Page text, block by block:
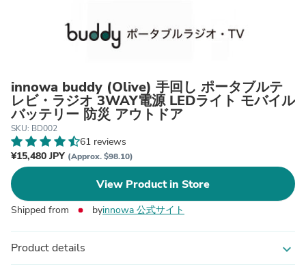
innowa buddy (Olive) 手回し ポータブルテ
レビ・ラジオ 3WAY電源 LEDライト モバイル
バッテリー 防災 アウトドア
SKU: BD002
61 reviews
¥15,480 JPY (Approx. $98.10)
View Product in Store
Shipped from byinnowa 公式サイト
Product details expand_more